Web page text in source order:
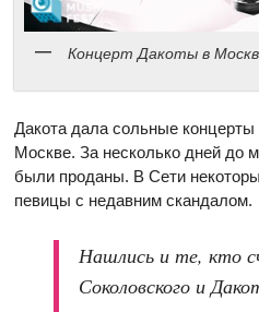
Концерт Дакоты в
Дакота дала сольные концерты
Москве. За несколько дней до
были проданы. В Сети
певицы с недавним скандалом.
Нашлись и те, кто
Соколовского и